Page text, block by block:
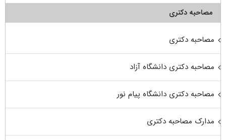
مصاحبه دکتری
مصاحبه دکتری
مصاحبه دکتری دانشگاه آزاد
مصاحبه دکتری دانشگاه پیام نور
مدارک مصاحبه دکتری